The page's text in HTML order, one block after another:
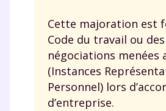
Cette majoration est
Code du travail ou des
négociations menées
(Instances
Personnel) lors
d’entreprise.